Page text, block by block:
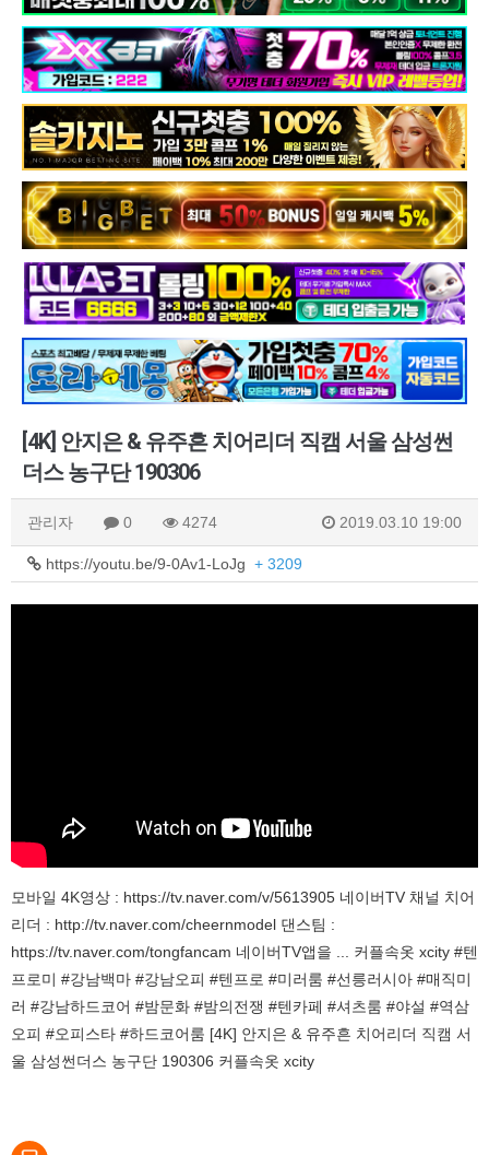
[4K] 안지은 & 유주흔 치어리더 직캠 서울 삼성썬
더스 농구단 190306
관리자 0 4274 2019.03.10 19:00
https://youtu.be/9-0Av1-LoJg + 3209
모바일 4K영상 : https://tv.naver.com/v/5613905 네이버TV 채널 치어
리더 : http://tv.naver.com/cheernmodel 댄스팀 :
https://tv.naver.com/tongfancam 네이버TV앱을 ... 커플속옷 xcity #텐
프로미 #강남백마 #강남오피 #텐프로 #미러룸 #선릉러시아 #매직미
러 #강남하드코어 #밤문화 #밤의전쟁 #텐카페 #셔츠룸 #야설 #역삼
오피 #오피스타 #하드코어룸 [4K] 안지은 & 유주흔 치어리더 직캠 서
울 삼성썬더스 농구단 190306 커플속옷 xcity